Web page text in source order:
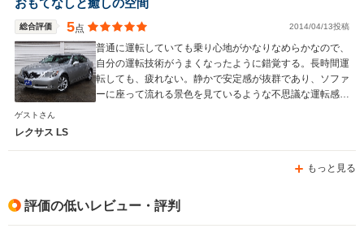
おもてなしと癒しの空間
総合評価 5点 2014/04/13投稿
普通に運転していても乗り心地がかなりなめらかなので、
自分の運転技術がうまくなったように錯覚する。長時間運
転しても、疲れない。静かで安定感が抜群であり、ソファ
ーに座って流れる景色を見ているような不思議な運転感覚
ゲストさん
レクサス LS
もっと見る
評価の低いレビュー・評判